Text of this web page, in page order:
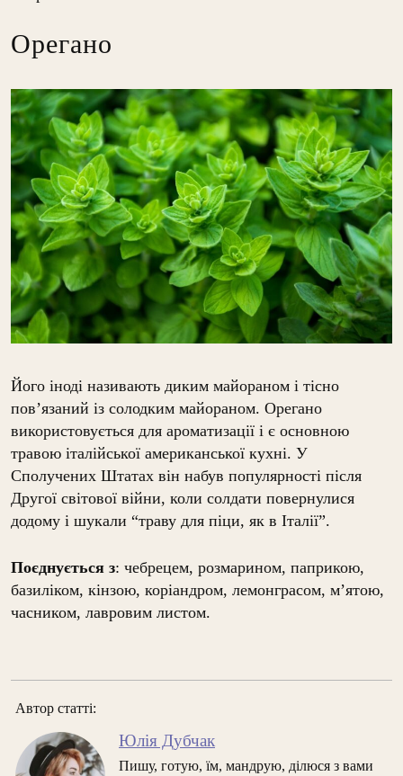
Орегано
Його іноді називають диким майораном і тісно
пов’язаний із солодким майораном. Орегано
використовується для ароматизації і є основною
травою італійської американської кухні. У
Сполучених Штатах він набув популярності після
Другої світової війни, коли солдати повернулися
додому і шукали “траву для піци, як в Італії”.
Поєднується з: чебрецем, розмарином, паприкою,
базиліком, кінзою, коріандром, лемонграсом, м’ятою,
часником, лавровим листом.
Автор статті:
Юлія Дубчак
Пишу, готую, їм, мандрую, ділюся з вами